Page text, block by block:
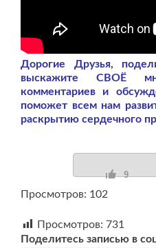
Дорогие Друзья,
выскажите СВОЁ
комментариев и
поможет всем нам
раскрытию сердечного
9
Просмотров: 102
Просмотров: 731
Поделитесь записью в